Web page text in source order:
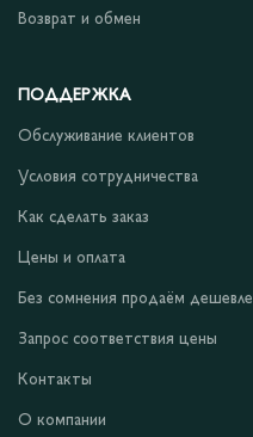
Возврат и обмен
ПОДДЕРЖКА
Обслуживание клиентов
Условия сотрудничества
Как сделать заказ
Цены и оплата
Без сомнения продаём дешевле
Запрос соответствия цены
Контакты
О компании